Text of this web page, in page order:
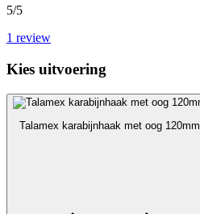
5/5
1 review
Kies uitvoering
Talamex karabijnhaak met oog 120mm